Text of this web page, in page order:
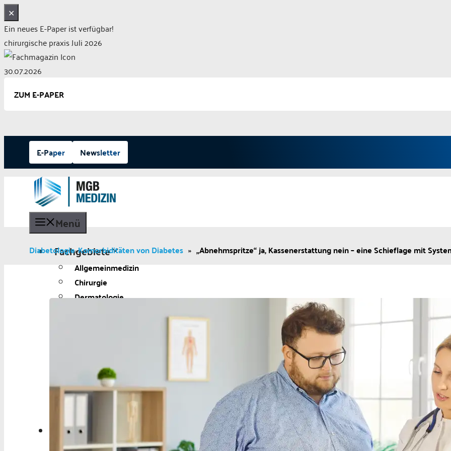
✕
Ein neues E-Paper ist verfügbar!
chirurgische praxis Juli 2026
30.07.2026
ZUM E-PAPER
springen
E-Paper Newsletter
Menü
Fachgebiete
Allgemeinmedizin
Chirurgie
Dermatologie
Onkologie
Ophthalmologie
Pädiatrie
Aktuelles
Aktuelles
Diabetologie»Komorbiditäten von Diabetes » „Abnehmspritze“ ja, Kassenerstattung nein – eine Schieflage mit